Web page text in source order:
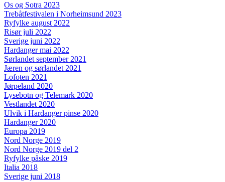
Os og Sotra 2023
Trebåtfestivalen i Norheimsund 2023
Ryfylke august 2022
Risør juli 2022
Sverige juni 2022
Hardanger mai 2022
Sørlandet september 2021
Jæren og sørlandet 2021
Lofoten 2021
Jørpeland 2020
Lysebotn og Telemark 2020
Vestlandet 2020
Ulvik i Hardanger pinse 2020
Hardanger 2020
Europa 2019
Nord Norge 2019
Nord Norge 2019 del 2
Ryfylke påske 2019
Italia 2018
Sverige juni 2018